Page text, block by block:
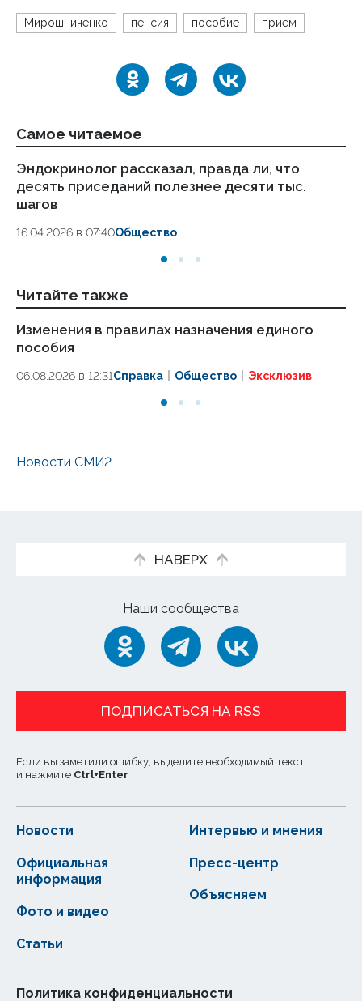
Мирошниченко пенсия пособие прием
Самое читаемое
Эндокринолог рассказал, правда ли, что
десять приседаний полезнее десяти тыс.
шагов
16.04.2026 в 07:40Общество
Читайте также
Изменения в правилах назначения единого
пособия
06.08.2026 в 12:31Справка Общество Эксклюзив
Новости СМИ2
НАВЕРХ
Наши сообщества
ПОДПИСАТЬСЯ НА RSS
Если вы заметили ошибку, выделите необходимый текст
и нажмите Ctrl+Enter
Новости
Статьи
Официальная
информация
Интервью и мнения
Фото и видео
Пресс-центр
Объясняем
Политика конфиденциальности